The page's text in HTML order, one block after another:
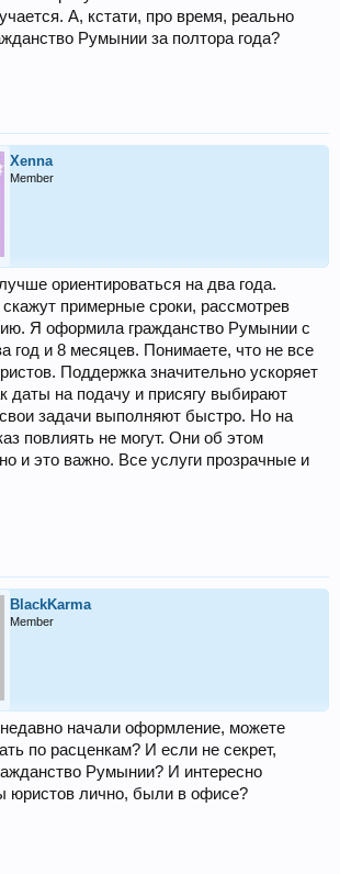
А, кстати, про время, реально
Румынии за полтора года?
Xenna
Member
ориентироваться на два года.
примерные сроки, рассмотрев
Я оформила гражданство Румынии с
год и 8 месяцев. Понимаете, что не все
Поддержка значительно ускоряет
даты на подачу и присягу выбирают
задачи выполняют быстро. Но на
повлиять не могут. Они об этом
и это важно. Все услуги прозрачные и
BlackKarma
Member
начали оформление, можете
по расценкам? И если не секрет,
Румынии? И интересно
юристов лично, были в офисе?